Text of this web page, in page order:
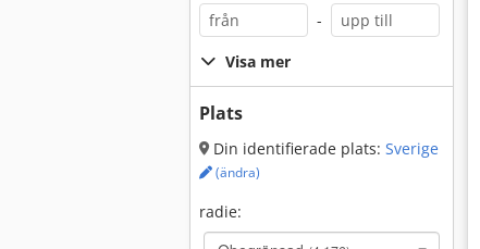
-
Visa mer
Plats
Din identifierade plats: Sverige
(ändra)
radie: